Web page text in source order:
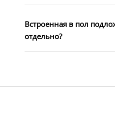
Встроенная в пол
отдельно?